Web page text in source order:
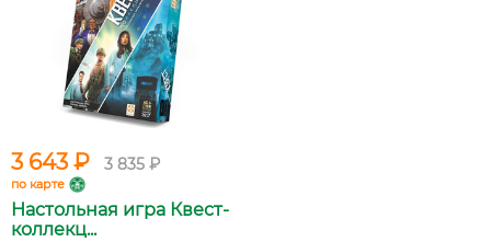
3 643 ₽ 3 835 ₽
по карте
Настольная игра Квест-
коллекц...